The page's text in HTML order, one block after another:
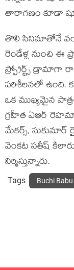
తారాగణం కూడా
తొలి సినిమాతోనే
రెండేళ్ల నుంచి ఈ
స్ప్రోర్ట్స్ డ్రామాగా
ప‌రిశీల‌న‌లో ఉంది.
ఒక ముఖ్య‌మైన
గ్ర‌హీత ఏఆర్
మేకర్స్‌, సుకుమార్‌
వెంకట సతీష్‌
నిర్మిస్తున్నారు.
Tags Buchi Babu